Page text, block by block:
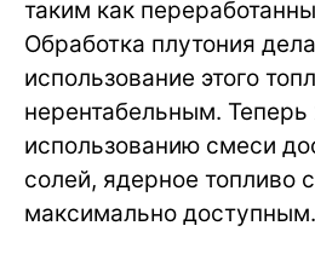
таким как
Обработка плутония
использование этого
нерентабельным.
использованию смеси
солей, ядерное топливо
максимально доступным.